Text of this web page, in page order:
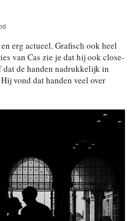
erg actueel. Grafisch ook heel
van Cas zie je dat hij ook close-
dat de handen nadrukkelijk in
vond dat handen veel over